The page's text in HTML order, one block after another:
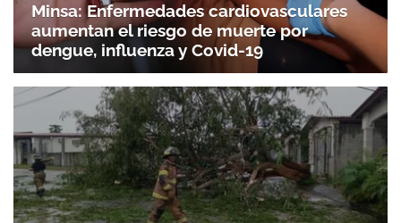
Minsa: Enfermedades cardiovasculares
aumentan el riesgo de muerte por
dengue, influenza y Covid-19